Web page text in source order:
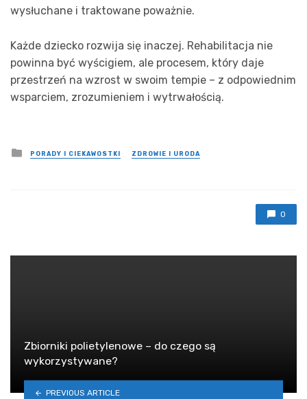
wysłuchane i traktowane poważnie.
Każde dziecko rozwija się inaczej. Rehabilitacja nie
powinna być wyścigiem, ale procesem, który daje
przestrzeń na wzrost w swoim tempie – z odpowiednim
wsparciem, zrozumieniem i wytrwałością.
Posted
in
PORADY I CIEKAWOSTKI ZDROWIE I URODA
0
Zbiorniki polietylenowe – do czego są
wykorzystywane?
PREVIOUS ARTICLE